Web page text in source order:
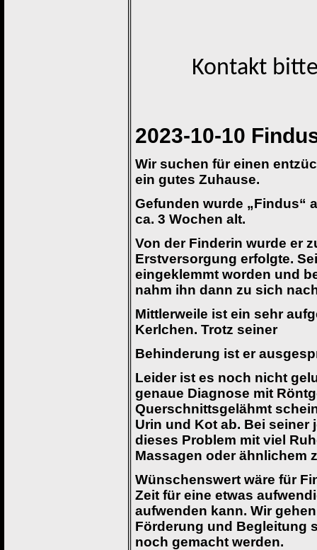
Kontakt
2023-10-10
Wir suchen für einen
ein gutes Zuhause.
Gefunden wurde „Findus“
ca. 3 Wochen alt.
Von der Finderin wurde er
Erstversorgung erfolgte.
eingeklemmt worden und
nahm ihn dann zu sich
Mittlerweile ist ein sehr
Kerlchen. Trotz seiner
Behinderung ist er
Leider ist es noch nicht
genaue Diagnose mit
Querschnittsgelähmt
Urin und Kot ab. Bei
dieses Problem mit viel
Massagen oder ähnlichem
Wünschenswert wäre für
Zeit für eine etwas
aufwenden kann. Wir
Förderung und Begleitung
noch gemacht werden.